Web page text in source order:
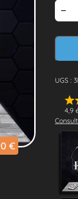
€
4,9
−
UGS :